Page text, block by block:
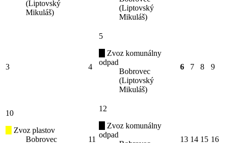
(Liptovský
Mikuláš)
(Liptovský
Mikuláš)
3 4
5
Zvoz komunálny
odpad
Bobrovec
(Liptovský
Mikuláš)
6 7 8 9
10
Zvoz plastov
Bobrovec
11
12
Zvoz komunálny
odpad
13 14 15 16